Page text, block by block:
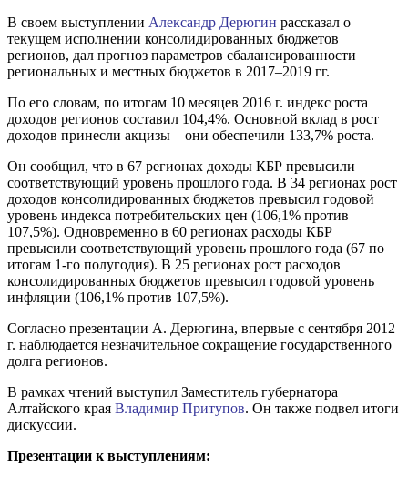
В своем выступлении Александр Дерюгин рассказал о
текущем исполнении консолидированных бюджетов
регионов, дал прогноз параметров сбалансированности
региональных и местных бюджетов в 2017–2019 гг.
По его словам, по итогам 10 месяцев 2016 г. индекс роста
доходов регионов составил 104,4%. Основной вклад в рост
доходов принесли акцизы – они обеспечили 133,7% роста.
Он сообщил, что в 67 регионах доходы КБР превысили
соответствующий уровень прошлого года. В 34 регионах рост
доходов консолидированных бюджетов превысил годовой
уровень индекса потребительских цен (106,1% против
107,5%). Одновременно в 60 регионах расходы КБР
превысили соответствующий уровень прошлого года (67 по
итогам 1-го полугодия). В 25 регионах рост расходов
консолидированных бюджетов превысил годовой уровень
инфляции (106,1% против 107,5%).
Согласно презентации А. Дерюгина, впервые с сентября 2012
г. наблюдается незначительное сокращение государственного
долга регионов.
В рамках чтений выступил Заместитель губернатора
Алтайского края Владимир Притупов. Он также подвел итоги
дискуссии.
Презентации к выступлениям: